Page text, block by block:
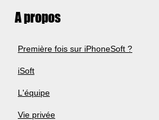
A propos
Première fois sur iPhoneSoft ?
iSoft
L'équipe
Vie privée